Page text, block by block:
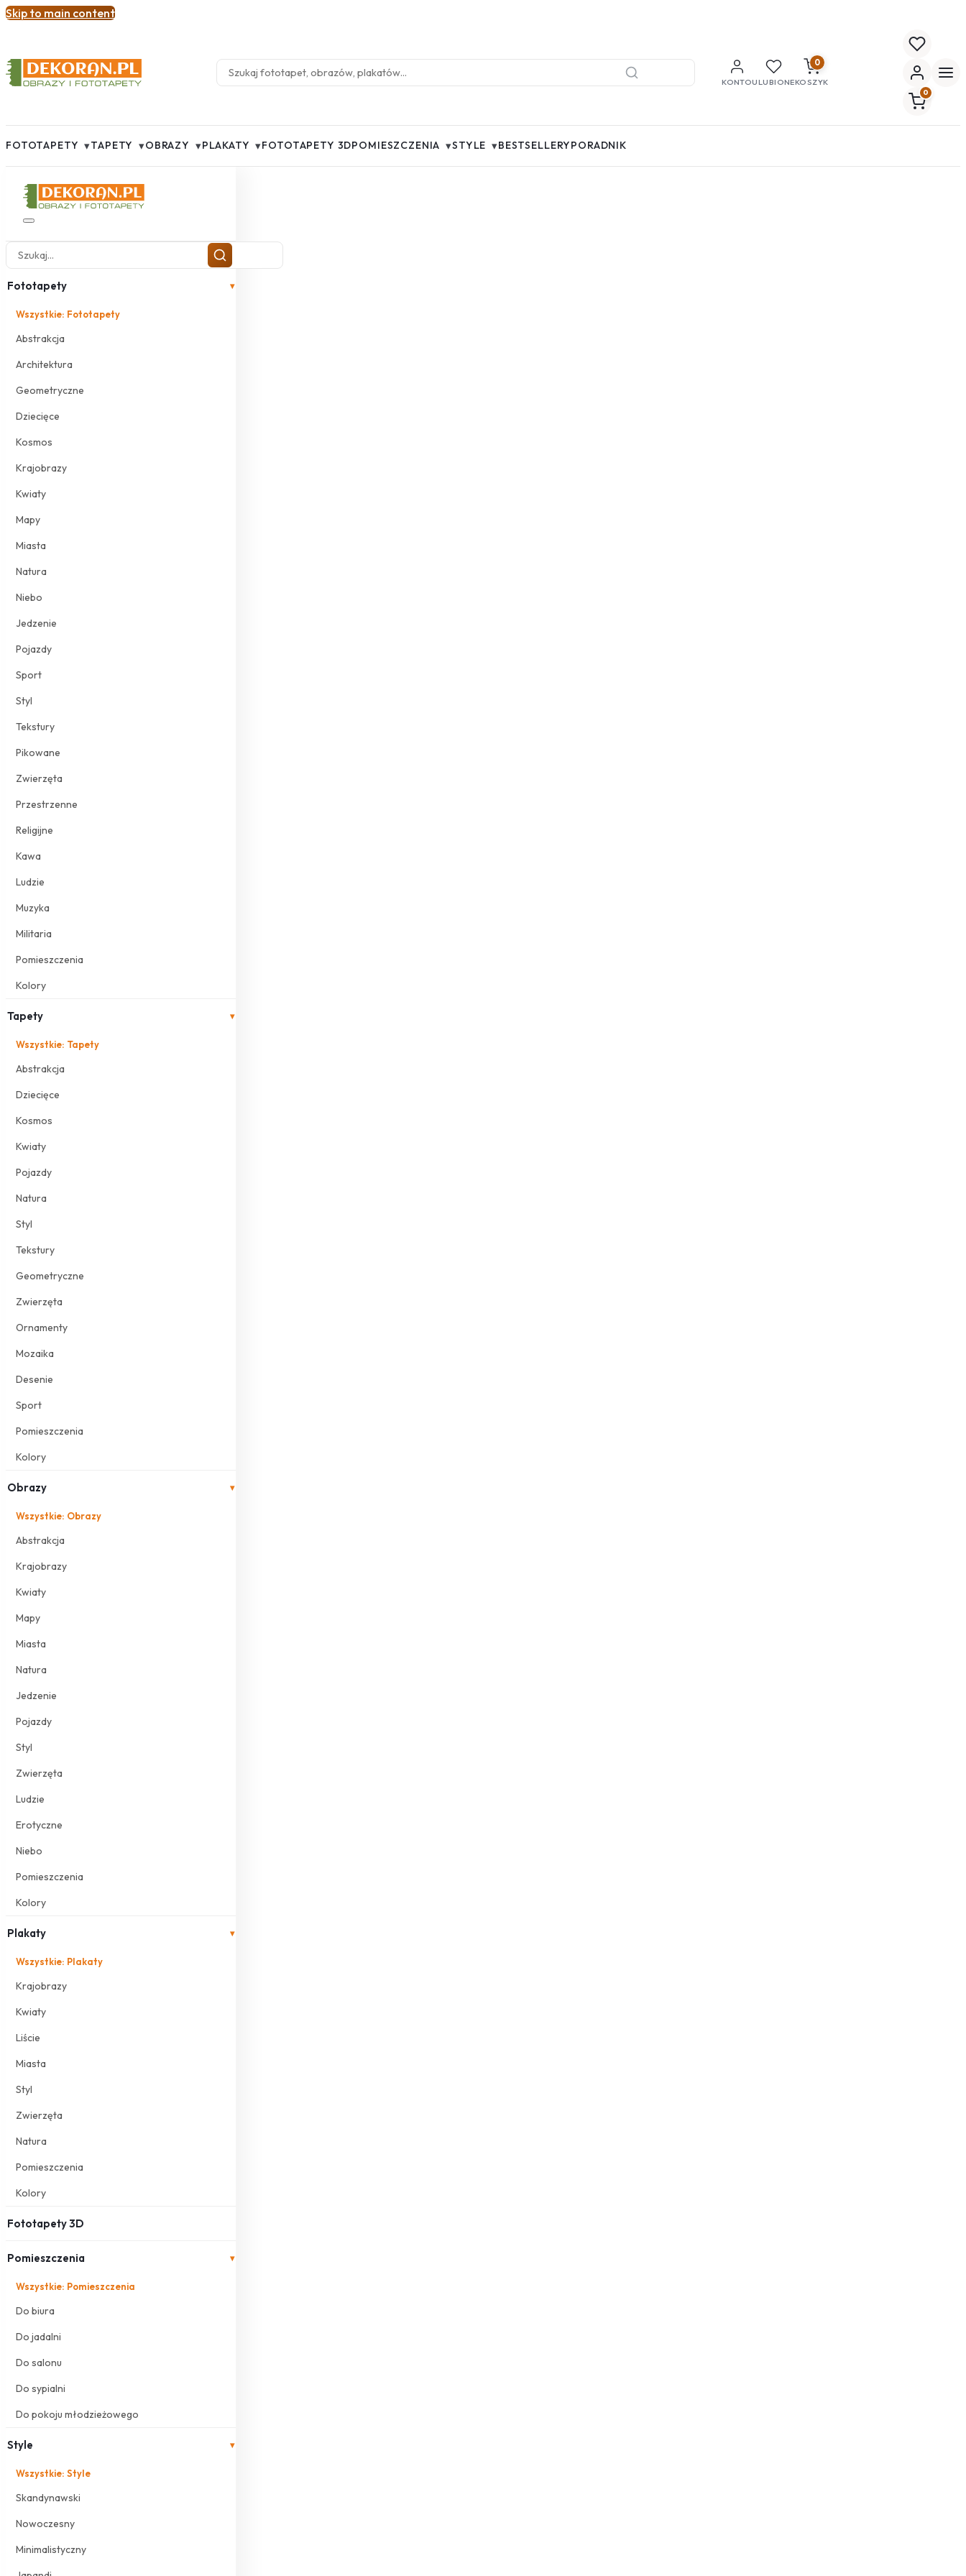
Skip to main content
KONTOULUBIONE
0
KOSZYK
0
FOTOTAPETY ▾TAPETY ▾OBRAZY ▾PLAKATY ▾FOTOTAPETY 3DPOMIESZCZENIA ▾STYLE ▾BESTSELLERYPORADNIK
Fototapety ▾
Wszystkie: Fototapety
Abstrakcja
Architektura
Geometryczne
Dziecięce
Kosmos
Krajobrazy
Kwiaty
Mapy
Miasta
Natura
Niebo
Jedzenie
Pojazdy
Sport
Styl
Tekstury
Pikowane
Zwierzęta
Przestrzenne
Religijne
Kawa
Ludzie
Muzyka
Militaria
Pomieszczenia
Kolory
Tapety ▾
Wszystkie: Tapety
Abstrakcja
Dziecięce
Kosmos
Kwiaty
Pojazdy
Natura
Styl
Tekstury
Geometryczne
Zwierzęta
Ornamenty
Mozaika
Desenie
Sport
Pomieszczenia
Kolory
Obrazy ▾
Wszystkie: Obrazy
Abstrakcja
Krajobrazy
Kwiaty
Mapy
Miasta
Natura
Jedzenie
Pojazdy
Styl
Zwierzęta
Ludzie
Erotyczne
Niebo
Pomieszczenia
Kolory
Plakaty ▾
Wszystkie: Plakaty
Krajobrazy
Kwiaty
Liście
Miasta
Styl
Zwierzęta
Natura
Pomieszczenia
Kolory
Fototapety 3D
Pomieszczenia ▾
Wszystkie: Pomieszczenia
Do biura
Do jadalni
Do salonu
Do sypialni
Do pokoju młodzieżowego
Style ▾
Wszystkie: Style
Skandynawski
Nowoczesny
Minimalistyczny